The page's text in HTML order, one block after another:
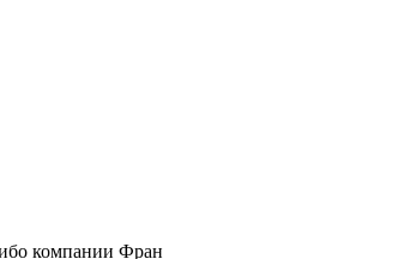
компании Фран